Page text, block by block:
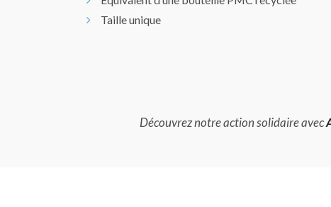
Taille unique
Découvrez notre action solidaire avec